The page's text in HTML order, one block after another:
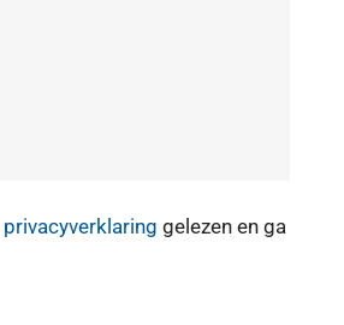
privacyverklaring gelezen en ga